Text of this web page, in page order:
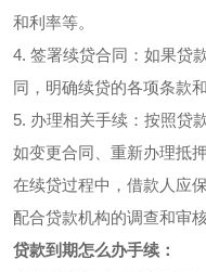
和利率等。
4. 签署续贷合同：如果贷
同，明确续贷的各项条款
5. 办理相关手续：按照贷
如变更合同、重新办理抵押
在续贷过程中，借款人应
配合贷款机构的调查和审
贷款到期怎么办手续：